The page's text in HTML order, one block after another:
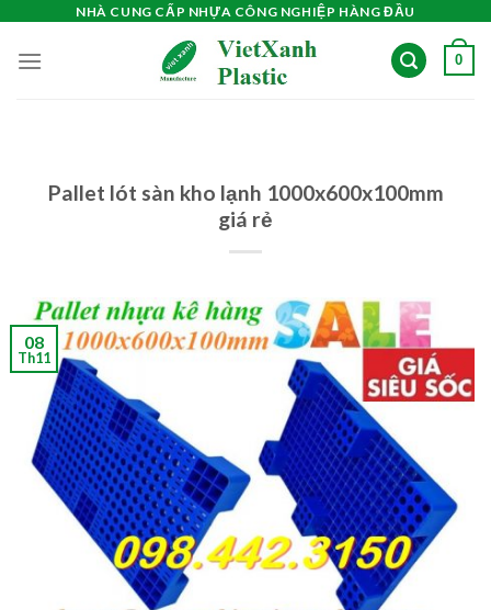
content
NHÀ CUNG CẤP NHỰA CÔNG NGHIỆP HÀNG ĐẦU
0
Pallet lót sàn kho lạnh 1000x600x100mm
giá rẻ
08
Th11